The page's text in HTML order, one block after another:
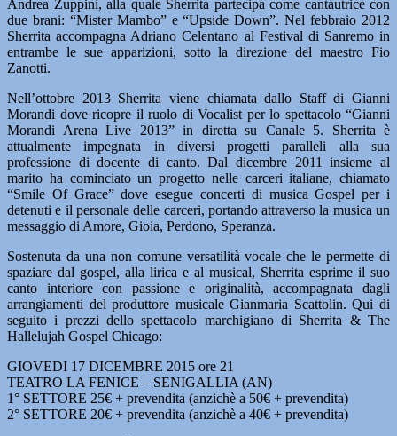
Andrea Zuppini, alla quale Sherrita partecipa come cantautrice con
due brani: “Mister Mambo” e “Upside Down”. Nel febbraio 2012
Sherrita accompagna Adriano Celentano al Festival di Sanremo in
entrambe le sue apparizioni, sotto la direzione del maestro Fio
Zanotti.
Nell’ottobre 2013 Sherrita viene chiamata dallo Staff di Gianni
Morandi dove ricopre il ruolo di Vocalist per lo spettacolo “Gianni
Morandi Arena Live 2013” in diretta su Canale 5. Sherrita è
attualmente impegnata in diversi progetti paralleli alla sua
professione di docente di canto. Dal dicembre 2011 insieme al
marito ha cominciato un progetto nelle carceri italiane, chiamato
“Smile Of Grace” dove esegue concerti di musica Gospel per i
detenuti e il personale delle carceri, portando attraverso la musica un
messaggio di Amore, Gioia, Perdono, Speranza.
Sostenuta da una non comune versatilità vocale che le permette di
spaziare dal gospel, alla lirica e al musical, Sherrita esprime il suo
canto interiore con passione e originalità, accompagnata dagli
arrangiamenti del produttore musicale Gianmaria Scattolin. Qui di
seguito i prezzi dello spettacolo marchigiano di Sherrita & The
Hallelujah Gospel Chicago:
GIOVEDI 17 DICEMBRE 2015 ore 21
TEATRO LA FENICE – SENIGALLIA (AN)
1° SETTORE 25€ + prevendita (anzichè a 50€ + prevendita)
2° SETTORE 20€ + prevendita (anzichè a 40€ + prevendita)